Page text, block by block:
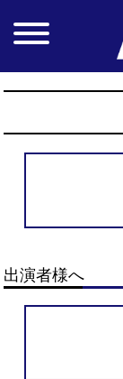
出演者様へ